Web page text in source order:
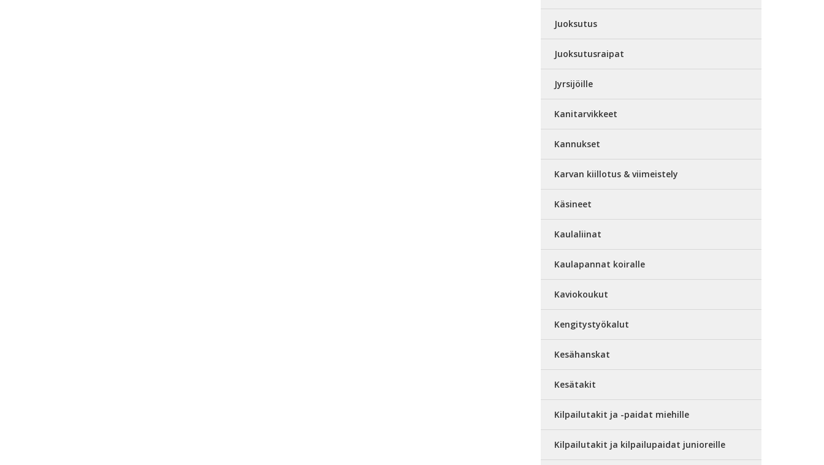
Juoksutus
Juoksutusraipat
Jyrsijöille
Kanitarvikkeet
Kannukset
Karvan kiillotus & viimeistely
Käsineet
Kaulaliinat
Kaulapannat koiralle
Kaviokoukut
Kengitystyökalut
Kesähanskat
Kesätakit
Kilpailutakit ja -paidat miehille
Kilpailutakit ja kilpailupaidat junioreille